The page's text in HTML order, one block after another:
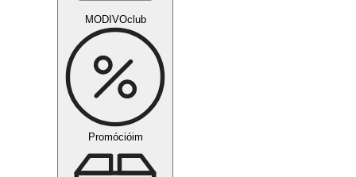
MODIVOclub
Promócióim